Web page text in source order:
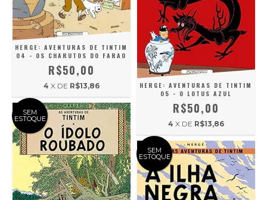
HERGE: AVENTURAS DE TINTIM
04 - OS CHARUTOS DO FARAO
R$50,00
4 X DE R$13,86
HERGE: AVENTURAS DE TINTIM
05 - O LOTUS AZUL
R$50,00
4 X DE R$13,86
SEM
ESTOQUE
SEM
ESTOQUE